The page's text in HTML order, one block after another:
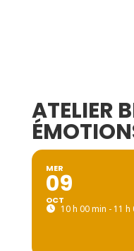
ATELIER
MER
09
OCT
10 h 00 min - 11 h